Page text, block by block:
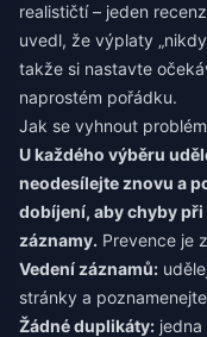
realističtí – jeden
uvedl, že výplaty
takže si nastavte
naprostém pořádku.
Jak se vyhnout
U každého výběru
neodesílejte znovu a
dobíjení, aby chyby
záznamy. Prevence je
Vedení záznamů:
stránky a
Žádné duplikáty: